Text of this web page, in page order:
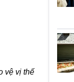
vệ vị thế